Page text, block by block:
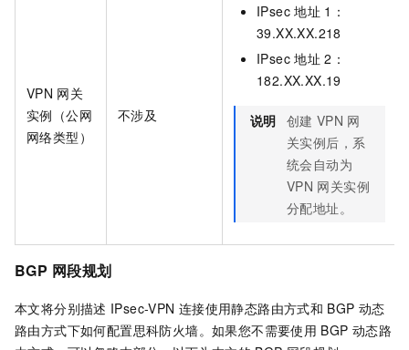
VPN 网关
实例（公网
网络类型）
不涉及
IPsec 地址 1：
39.XX.XX.218
IPsec 地址 2：
182.XX.XX.19
说明 创建 VPN 网
关实例后，系
统会自动为
VPN 网关实例
分配地址。
BGP 网段规划
本文将分别描述 IPsec-VPN 连接使用静态路由方式和 BGP 动态
路由方式下如何配置思科防火墙。如果您不需要使用 BGP 动态路